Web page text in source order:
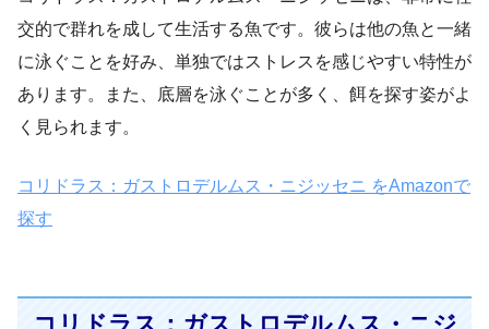
交的で群れを成して生活する魚です。彼らは他の魚と一緒
に泳ぐことを好み、単独ではストレスを感じやすい特性が
あります。また、底層を泳ぐことが多く、餌を探す姿がよ
く見られます。
コリドラス：ガストロデルムス・ニジッセニ をAmazonで
探す